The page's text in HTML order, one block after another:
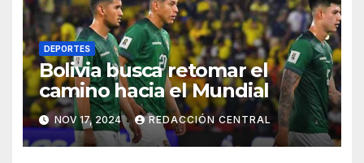
DEPORTES
Bolivia busca retomar el
camino hacia el Mundial
NOV 17, 2024 REDACCIÓN CENTRAL